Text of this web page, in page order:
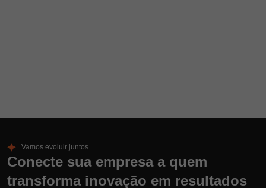
Vamos evoluir juntos
Conecte sua empresa a quem
transforma inovação em resultados